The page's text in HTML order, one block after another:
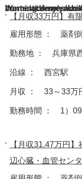
Warning: A non-
/home/acdmy/yaku-rec.com/public_html/
【月収33万円】有
雇用形態 ： 薬剤
勤務地 ： 兵庫県
沿線 ： 西宮駅
月収 ： 33～33万
勤務時間 ： 1）
【月収31.47万円
辺心臓・血管セン